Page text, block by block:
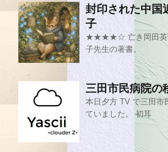
封印された中国
子
★★★★☆ 亡き岡田英
子先生の著書。
三田市民病院の
本日夕方 TV で三田市
ていました。 初耳